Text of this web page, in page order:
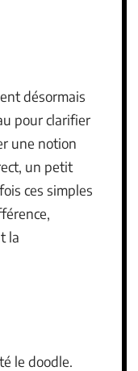
désormais
pour clarifier
une notion
un petit
ces simples
la
le doodle.